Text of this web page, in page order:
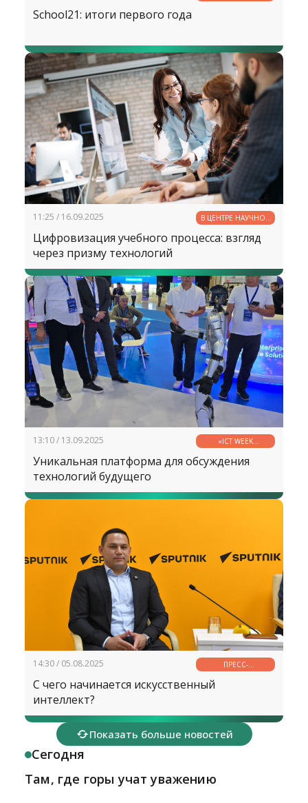
School21: итоги первого года
11:25 / 16.09.2025
В ЦЕНТРЕ НАУЧНОЙ
МЫСЛИ
Цифровизация учебного процесса: взгляд
через призму технологий
13:10 / 13.09.2025
«ICT WEEK
UZBEKISTAN 2025»
Уникальная платформа для обсуждения
технологий будущего
14:30 / 05.08.2025
ПРЕСС-
КОНФЕРЕНЦИЯ
С чего начинается искусственный
интеллект?
Показать больше новостей
Сегодня
Там, где горы учат уважению